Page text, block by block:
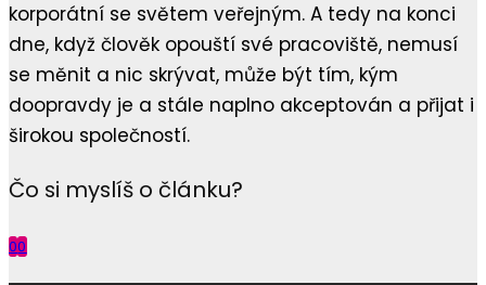
korporátní se světem veřejným. A tedy na konci
dne, když člověk opouští své pracoviště, nemusí
se měnit a nic skrývat, může být tím, kým
doopravdy je a stále naplno akceptován a přijat i
širokou společností.
Čo si myslíš o článku?
00